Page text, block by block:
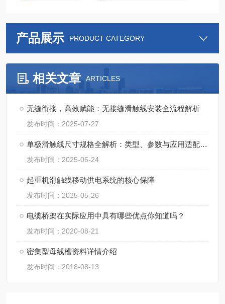
产品展示 PRODUCT CATEGORY
相关文章 ARTICLES
无缝衔接，高效赋能：无接缝滑触线安装全流程解析
发布时间：2025-07-27
单极滑触线尺寸规格全解析：类型、参数与应用适配指南
发布时间：2025-06-24
起重机滑触线移动供电系统的核心保障
发布时间：2025-05-26
电缆桥架在实际应用中具有哪些优点你知道吗？
发布时间：2020-08-21
密集型母线槽资料详情介绍
发布时间：2018-08-13